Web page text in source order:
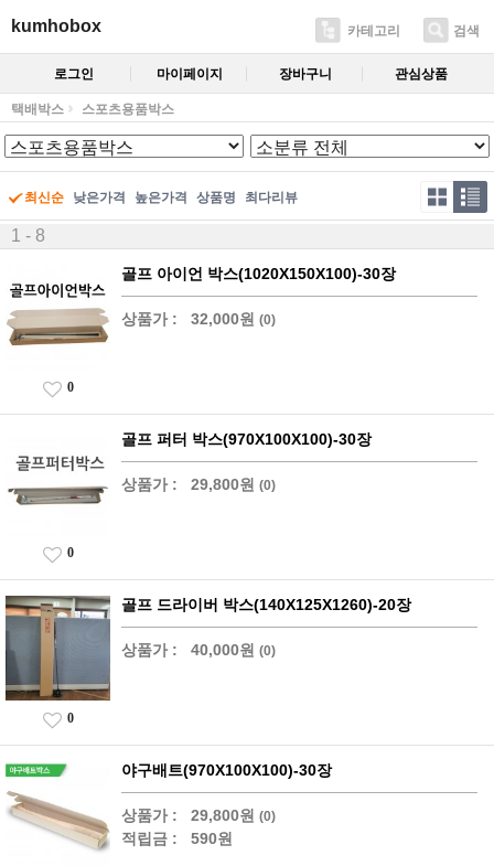
kumhobox 카테고리 검색
로그인 마이페이지 장바구니 관심상품
택배박스 스포츠용품박스
최신순 낮은가격 높은가격 상품명 최다리뷰
1 - 8
골프 아이언 박스(1020X150X100)-30장
상품가 : 32,000원 (0)
0
골프 퍼터 박스(970X100X100)-30장
상품가 : 29,800원 (0)
0
골프 드라이버 박스(140X125X1260)-20장
상품가 : 40,000원 (0)
0
야구배트(970X100X100)-30장
상품가 : 29,800원 (0)
적립금 : 590원